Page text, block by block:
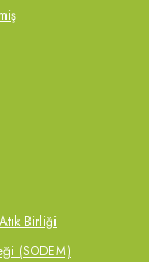
Birliği
(SODEM)